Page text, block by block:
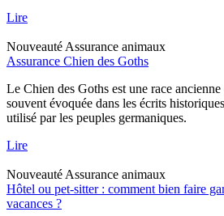
Lire
Nouveauté Assurance animaux
Assurance Chien des Goths
Le Chien des Goths est une race
souvent évoquée dans les écrits
utilisé par les peuples germaniques.
Lire
Nouveauté Assurance animaux
Hôtel ou pet-sitter : comment bien faire
vacances ?